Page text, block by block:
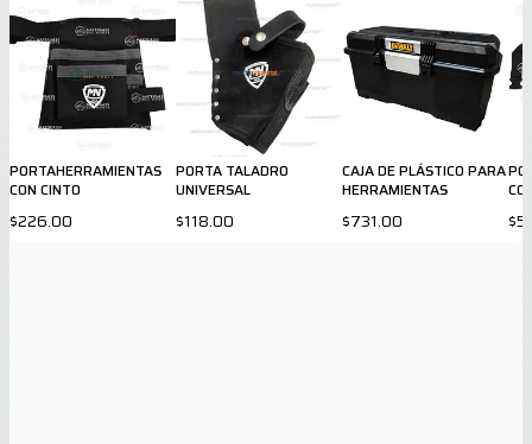
PORTAHERRAMIENTAS
CON CINTO
$226.00
PORTA TALADRO
UNIVERSAL
$118.00
CAJA DE PLÁSTICO PARA
HERRAMIENTAS
$731.00